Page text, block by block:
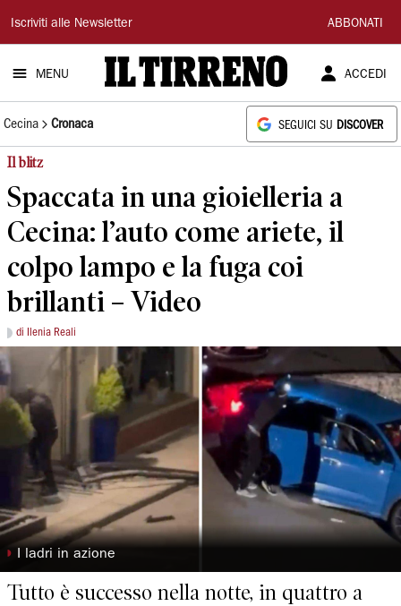
Il
Tirreno
Iscriviti alle Newsletter ABBONATI
MENU ACCEDI
Cecina Cronaca SEGUICI SU DISCOVER
Il blitz
Spaccata in una gioielleria a
Cecina: l’auto come ariete, il
colpo lampo e la fuga coi
brillanti – Video
di Ilenia Reali
◗ I ladri in azione
Tutto è successo nella notte, in quattro a